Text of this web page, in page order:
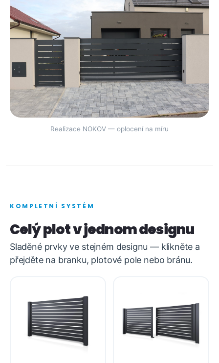
Realizace NOKOV — oplocení na míru
KOMPLETNÍ SYSTÉM
Celý plot v jednom designu
Sladěné prvky ve stejném designu — klikněte a
přejděte na branku, plotové pole nebo bránu.